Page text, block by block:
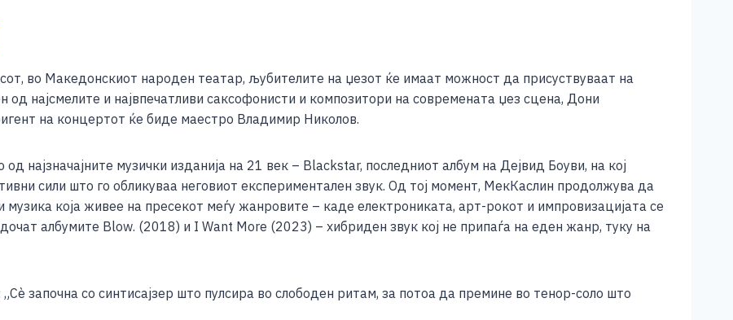
во Македонскиот народен театар, љубителите на џезот ќе имаат можност да присуствуваат на
најсмелите и највпечатливи саксофонисти и композитори на современата џез сцена, Дони
на концертот ќе биде маестро Владимир Николов.
најзначајните музички изданија на 21 век – Blackstar, последниот албум на Дејвид Боуви, на кој
сили што го обликуваа неговиот експериментален звук. Од тој момент, МекКаслин продолжува да
која живее на пресекот меѓу жанровите – каде електрониката, арт-рокот и импровизацијата се
албумите Blow. (2018) и I Want More (2023) – хибриден звук кој не припаѓа на еден жанр, туку на
започна со синтисајзер што пулсира во слободен ритам, за потоа да премине во тенор-соло што